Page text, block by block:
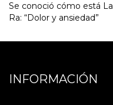
Se conoció cómo está
Ra: “Dolor y ansiedad”
INFORMACIÓN